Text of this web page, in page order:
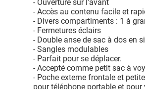
- Ouverture sur l’avant
- Accès au contenu facile et
- Divers compartiments : 1 à
- Fermetures éclairs
- Double anse de sac à dos en
- Sangles modulables
- Parfait pour se déplacer.
- Accepté comme petit sac à
- Poche externe frontale et
pour téléphone portable et pour